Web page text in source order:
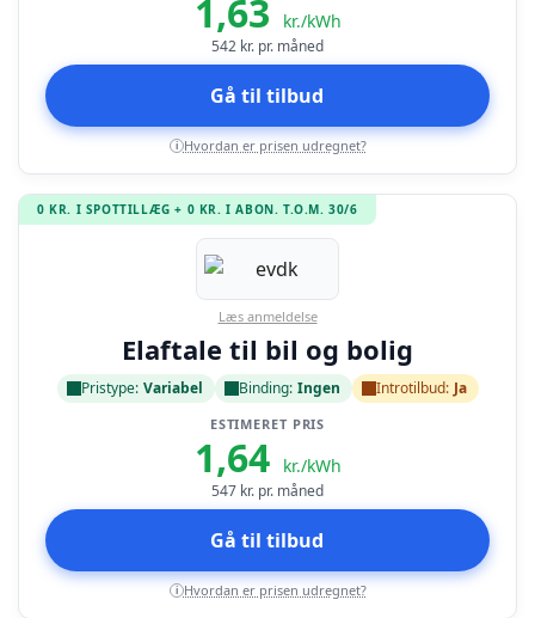
1,63 kr./kWh
542 kr. pr. måned
Gå til tilbud
i Hvordan er prisen udregnet?
0 KR. I SPOTTILLÆG + 0 KR. I ABON. T.O.M. 30/6
Læs anmeldelse
Elaftale til bil og bolig
Pristype: Variabel Binding: Ingen Introtilbud: Ja
ESTIMERET PRIS
1,64 kr./kWh
547 kr. pr. måned
Gå til tilbud
i Hvordan er prisen udregnet?